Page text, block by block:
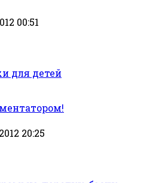
00:51
для детей
20:25